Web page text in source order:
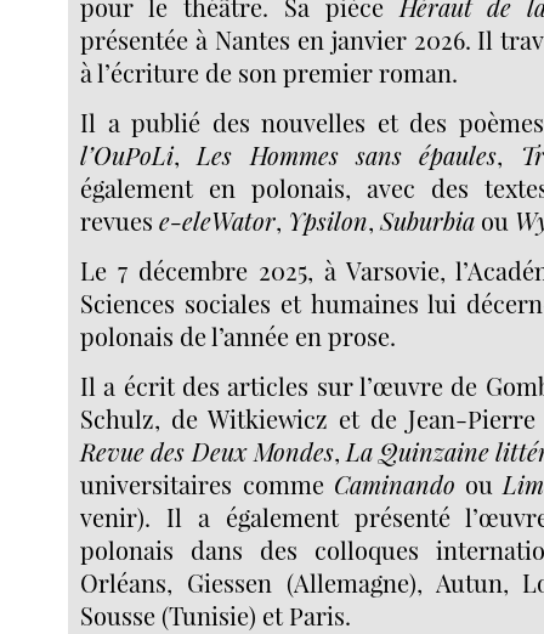
présentée à Nantes en janvier 2026. Il
à l’écriture de son premier roman.
Il a publié des nouvelles et des
l’OuPoLi, Les Hommes sans épaules,
également en polonais, avec des
revuese-eleWator, Ypsilon,Suburbia ou
Le 7 décembre 2025, à Varsovie,
Sciences sociales et humaines lui
polonais de l’année en prose.
Il a écrit des articles sur l’œuvre de
Schulz, de Witkiewicz et de Jean-
Revue des Deux Mondes, La Quinzaine
universitaires comme Caminando ou
venir). Il a également présenté
polonais dans des colloques
Orléans, Giessen (Allemagne), Autun,
Sousse (Tunisie) et Paris.